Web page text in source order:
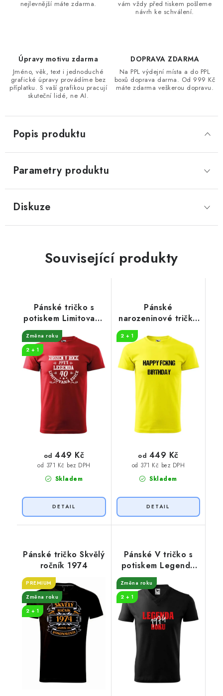
nejlevnější máte zdarma.
vám vždy před tiskem pošleme
návrh ke schválení.
Úpravy motivu zdarma
Jméno, věk, text i jednoduché
grafické úpravy provádíme bez
příplatku. S vaší grafikou pracují
skuteční lidé, ne AI.
DOPRAVA ZDARMA
Na PPL výdejní místa a do PPL
boxů doprava darma. Od 999 Kč
máte zdarma veškerou dopravu.
Popis produktu
Parametry produktu
Diskuze
Související produkty
Pánské tričko s
potiskem Limitovaná
edice 40
Změna roku
2 + 1
Skladem
od 371 Kč bez DPH
od 449 Kč
Pánské
narozeninové tričko
s potiskem FCKNG
2 + 1
Skladem
od 371 Kč bez DPH
od 449 Kč
Pánské tričko Skvělý
ročník 1974
PREMIUM
Změna roku
2 + 1
Pánské V tričko s
potiskem Legenda
roku
Změna roku
2 + 1